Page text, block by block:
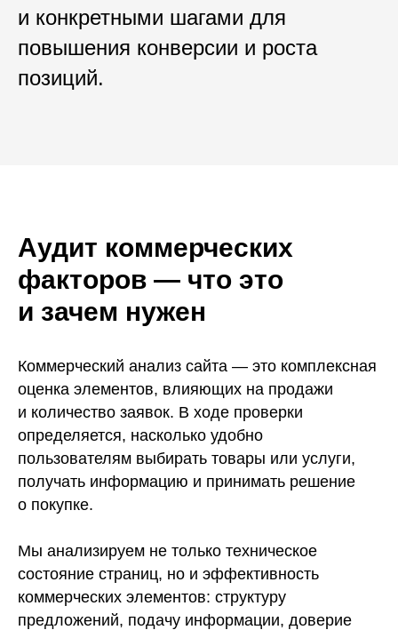
и конкретными шагами для
повышения конверсии и роста
позиций.
Аудит коммерческих
факторов — что это
и зачем нужен
Коммерческий анализ сайта — это комплексная
оценка элементов, влияющих на продажи
и количество заявок. В ходе проверки
определяется, насколько удобно
пользователям выбирать товары или услуги,
получать информацию и принимать решение
о покупке.
Мы анализируем не только техническое
состояние страниц, но и эффективность
коммерческих элементов: структуру
предложений, подачу информации, доверие